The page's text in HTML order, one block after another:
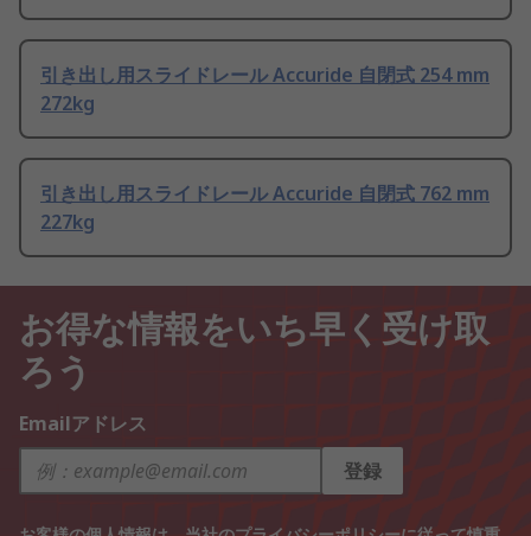
引き出し用スライドレール Accuride 自閉式 254 mm
272kg
引き出し用スライドレール Accuride 自閉式 762 mm
227kg
お得な情報をいち早く受け取
ろう
Emailアドレス
登録